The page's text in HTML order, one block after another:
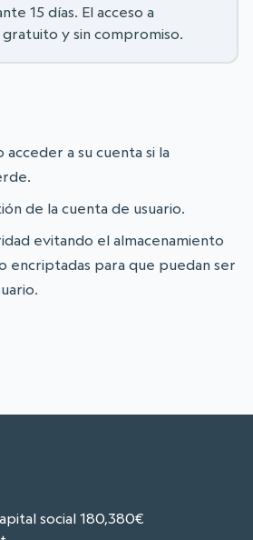
15 días. El acceso a
y sin compromiso.
acceder a su cuenta si la
de la cuenta de usuario.
evitando el almacenamiento
encriptadas para que puedan ser
social 180,380€